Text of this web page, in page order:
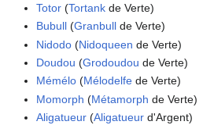
Totor (Tortank de Verte)
Bubull (Granbull de Verte)
Nidodo (Nidoqueen de Verte)
Doudou (Grodoudou de Verte)
Mémélo (Mélodelfe de Verte)
Momorph (Métamorph de Verte)
Aligatueur (Aligatueur d'Argent)